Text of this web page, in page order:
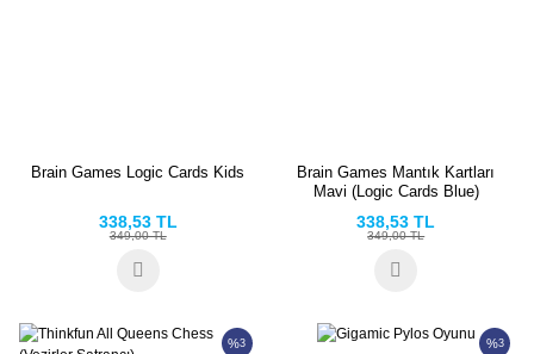
Brain Games Logic Cards Kids
338,53 TL
349,00 TL
Brain Games Mantık Kartları
Mavi (Logic Cards Blue)
338,53 TL
349,00 TL
%3 %3